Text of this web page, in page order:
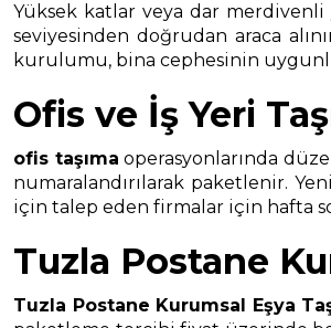
Yüksek katlar veya dar merdivenli
seviyesinden doğrudan araca
kurulumu, bina cephesinin
Ofis ve İş Yeri
ofis taşıma operasyonlarında
numaralandırılarak paketlenir.
için talep eden firmalar için hafta
Tuzla Postane
Tuzla Postane Kurumsal Eşya